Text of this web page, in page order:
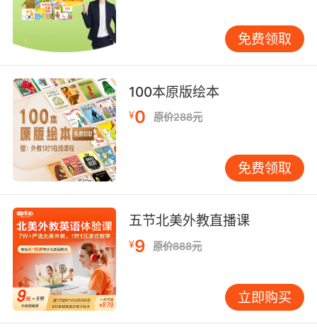
四、数据驱动的教学决策支持
设备记录的微观教学数据正在重塑教育决策机
制。VIPKID学习分析仪可分解每个课堂互动的87
项指标，教师端呈现的热力图能直观显示学员注
意力波动节点。哈佛大学教育学院追踪研究显
示，基于设备数据的动态教学调整使课程吸收率
提高61%。家长端APP生成的多维能力雷达图，
不仅展示语言技能发展轨迹，更通过交叉分析发
现跨学科学习潜能，为个性化成长规划提供依
据。
当前英语网课设备的进化已超越技术叠加阶段，
进入教育神经科学指导的功能创新期。VIPKID的
实践表明，真正有价值的扩展功能需紧扣语言习
得规律，在交互方式、认知支持、环境适配三个
层面形成合力。未来设备发展应着重解决情感交
互缺失问题，例如通过微表情识别给予及时鼓
免费领取
100本原版绘本
¥0 原价288元
免费领取
五节北美外教直播课
¥9 原价888元
立即购买